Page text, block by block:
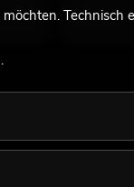
Technisch
.